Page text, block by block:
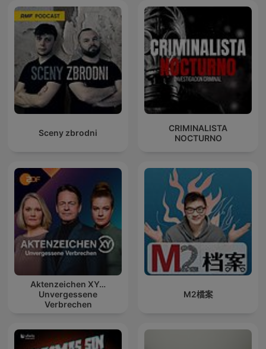
Sceny zbrodni
CRIMINALISTA
NOCTURNO
Aktenzeichen XY…
Unvergessene
Verbrechen
M2檔案